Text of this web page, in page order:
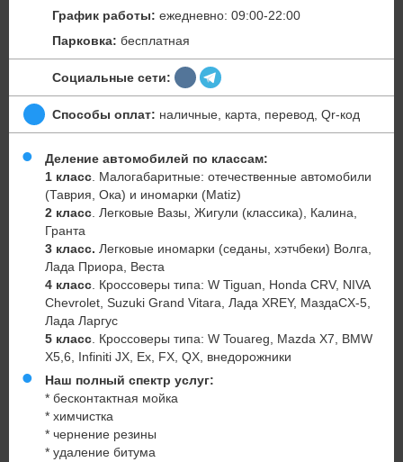
График работы: ежедневно: 09:00-22:00
Парковка: бесплатная
Социальные сети:
Способы оплат: наличные, карта, перевод, Qr-код
Деление автомобилей по классам:
1 класс. Малогабаритные: отечественные автомобили
(Таврия, Ока) и иномарки (Matiz)
2 класс. Легковые Вазы, Жигули (классика), Калина,
Гранта
3 класс. Легковые иномарки (седаны, хэтчбеки) Волга,
Лада Приора, Веста
4 класс. Кроссоверы типа: W Tiguan, Honda CRV, NIVA
Chevrolet, Suzuki Grand Vitara, Лада XREY, МаздаCX-5,
Лада Ларгус
5 класс. Кроссоверы типа: W Touareg, Mazda X7, BMW
X5,6, Infiniti JX, Ex, FX, QX, внедорожники
Наш полный спектр услуг:
* бесконтактная мойка
* химчистка
* чернение резины
* удаление битума